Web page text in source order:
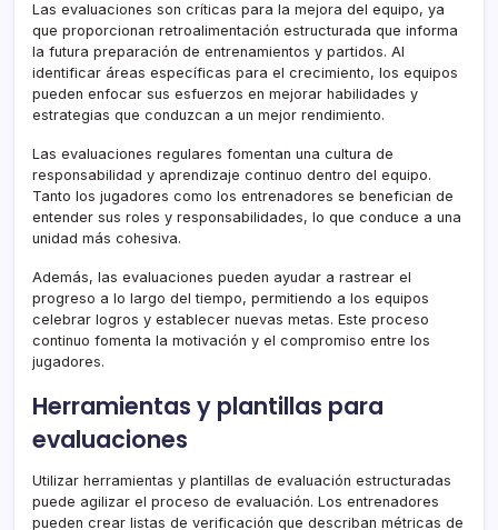
Las evaluaciones son críticas para la mejora del equipo, ya
que proporcionan retroalimentación estructurada que informa
la futura preparación de entrenamientos y partidos. Al
identificar áreas específicas para el crecimiento, los equipos
pueden enfocar sus esfuerzos en mejorar habilidades y
estrategias que conduzcan a un mejor rendimiento.
Las evaluaciones regulares fomentan una cultura de
responsabilidad y aprendizaje continuo dentro del equipo.
Tanto los jugadores como los entrenadores se benefician de
entender sus roles y responsabilidades, lo que conduce a una
unidad más cohesiva.
Además, las evaluaciones pueden ayudar a rastrear el
progreso a lo largo del tiempo, permitiendo a los equipos
celebrar logros y establecer nuevas metas. Este proceso
continuo fomenta la motivación y el compromiso entre los
jugadores.
Herramientas y plantillas para
evaluaciones
Utilizar herramientas y plantillas de evaluación estructuradas
puede agilizar el proceso de evaluación. Los entrenadores
pueden crear listas de verificación que describan métricas de